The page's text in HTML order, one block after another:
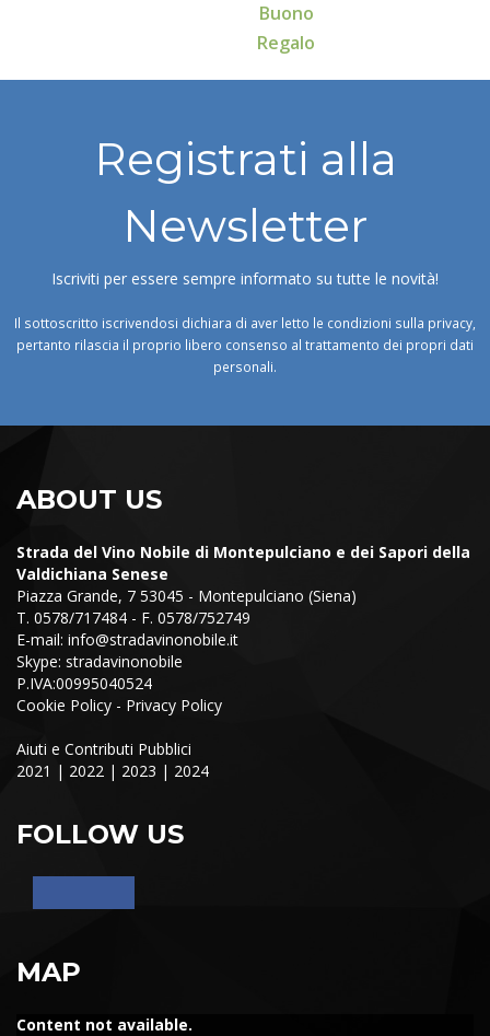
Buono
Regalo
Registrati alla
Newsletter
Iscriviti per essere sempre informato su tutte le novità!
Il sottoscritto iscrivendosi dichiara di aver letto le condizioni sulla privacy,
pertanto rilascia il proprio libero consenso al trattamento dei propri dati
personali.
ABOUT US
Strada del Vino Nobile di Montepulciano e dei Sapori della
Valdichiana Senese
Piazza Grande, 7 53045 - Montepulciano (Siena)
T. 0578/717484 - F. 0578/752749
E-mail: info@stradavinonobile.it
Skype: stradavinonobile
P.IVA:00995040524
Cookie Policy - Privacy Policy
Aiuti e Contributi Pubblici
2021 | 2022 | 2023 | 2024
FOLLOW US
MAP
Content not available.